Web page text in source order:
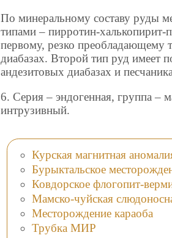
По минеральному составу руды
типами – пирротин-
первому, резко преобладающему
диабазах. Второй тип руд имеет
андезитовых диабазах и
6. Серия – эндогенная, группа –
интрузивный.
Курская магнитная
Бурыктальское
Ковдорское флогопит-
Мамско-чуйская
Месторождение караоба
Трубка МИР